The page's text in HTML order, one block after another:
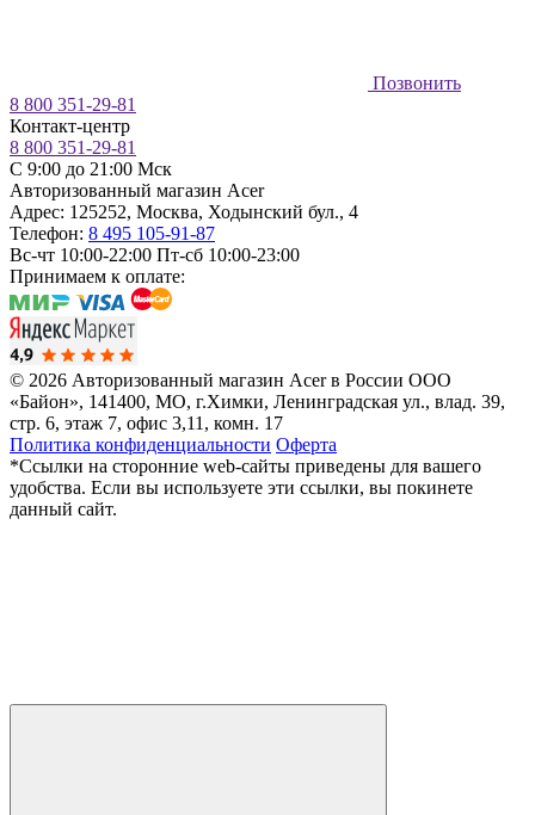
Позвонить
8 800 351-29-81
Контакт-центр
8 800 351-29-81
C 9:00 до 21:00 Мск
Авторизованный магазин Acer
Адрес: 125252, Москва, Ходынский бул., 4
Телефон: 8 495 105-91-87
Вс-чт 10:00-22:00 Пт-сб 10:00-23:00
Принимаем к оплате:
© 2026 Авторизованный магазин Acer в России ООО
«Байон», 141400, МО, г.Химки, Ленинградская ул., влад. 39,
стр. 6, этаж 7, офис 3,11, комн. 17
Политика конфиденциальности Оферта
*Ссылки на сторонние web-сайты приведены для вашего
удобства. Если вы используете эти ссылки, вы покинете
данный сайт.